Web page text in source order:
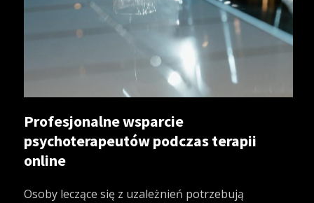
Profesjonalne wsparcie
psychoterapeutów podczas terapii
online
Osoby leczące się z uzależnień potrzebują